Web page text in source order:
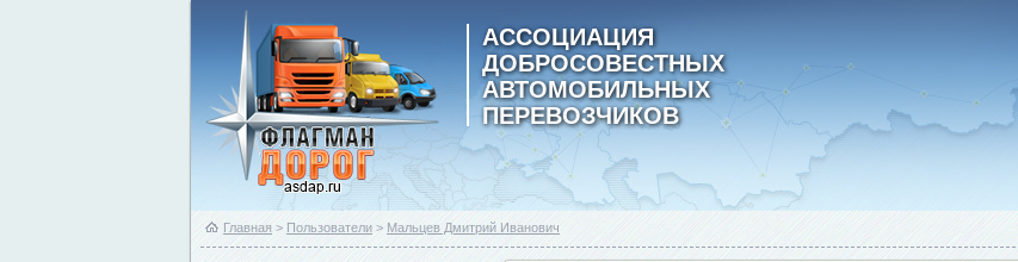
АССОЦИАЦИЯ
ДОБРОСОВЕСТНЫХ
АВТОМОБИЛЬНЫХ
ПЕРЕВОЗЧИКОВ
Главная > Пользователи > Мальцев Дмитрий Иванович